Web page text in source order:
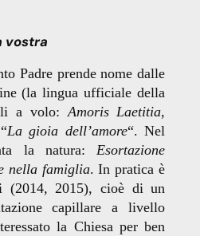
vostra
Padre prende nome dalle
(la lingua ufficiale della
a volo: Amoris Laetitia,
La gioia dell’amore“. Nel
la natura: Esortazione
nella famiglia. In pratica è
(2014, 2015), cioè di un
capillare a livello
la Chiesa per ben